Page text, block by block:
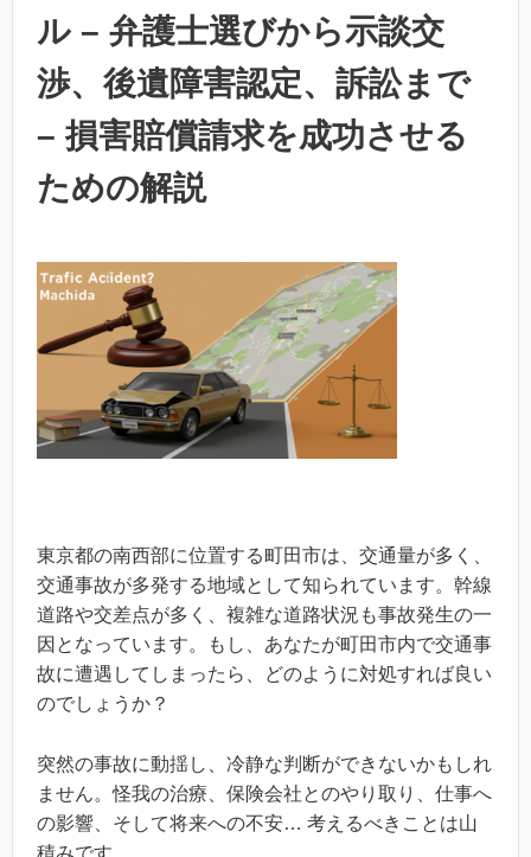
ル – 弁護士選びから示談交
渉、後遺障害認定、訴訟まで
– 損害賠償請求を成功させる
ための解説
東京都の南西部に位置する町田市は、交通量が多く、
交通事故が多発する地域として知られています。幹線
道路や交差点が多く、複雑な道路状況も事故発生の一
因となっています。もし、あなたが町田市内で交通事
故に遭遇してしまったら、どのように対処すれば良い
のでしょうか？
突然の事故に動揺し、冷静な判断ができないかもしれ
ません。怪我の治療、保険会社とのやり取り、仕事へ
の影響、そして将来への不安… 考えるべきことは山
積みです。